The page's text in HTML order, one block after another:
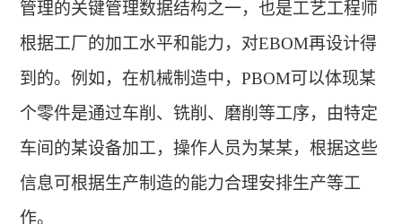
管理的关键管理数据结构之一，也是工艺工程师
根据工厂的加工水平和能力，对EBOM再设计得
到的。例如，在机械制造中，PBOM可以体现某
个零件是通过车削、铣削、磨削等工序，由特定
车间的某设备加工，操作人员为某某，根据这些
信息可根据生产制造的能力合理安排生产等工
作。